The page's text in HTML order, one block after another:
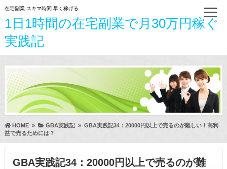
在宅副業 スキマ時間 早く稼げる
1日1時間の在宅副業で月30万円稼ぐ
実践記
HOME» GBA実践記» GBA実践記34：20000円以上で売るのが難しい！高利
益で売るためには？
GBA実践記34：20000円以上で売るのが難